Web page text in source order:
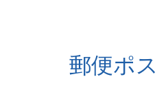
郵便ポス